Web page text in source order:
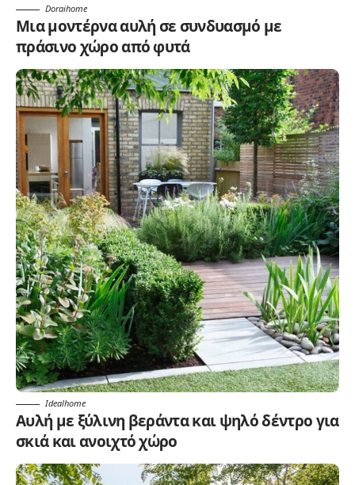
Doraihome
Μια μοντέρνα αυλή σε συνδυασμό με
πράσινο χώρο από φυτά
Idealhome
Αυλή με ξύλινη βεράντα και ψηλό δέντρο για
σκιά και ανοιχτό χώρο